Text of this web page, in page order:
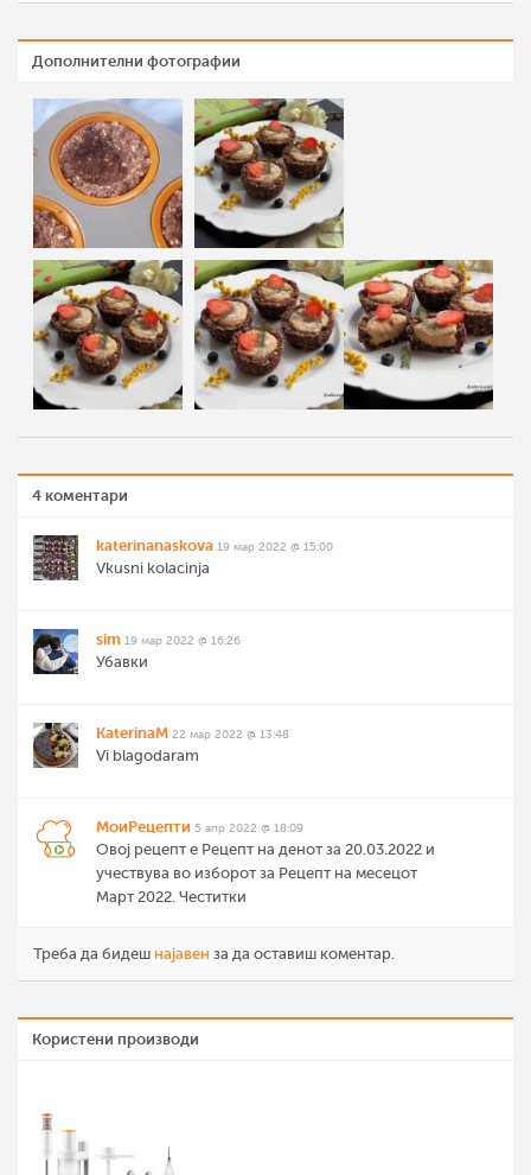
Дополнителни фотографии
4 коментари
katerinanaskova 19 мар 2022 @ 15:00
Vkusni kolacinja
sim 19 мар 2022 @ 16:26
Убавки
KaterinaM 22 мар 2022 @ 13:48
Vi blagodaram
МоиРецепти 5 апр 2022 @ 18:09
Овој рецепт е Рецепт на денот за 20.03.2022 и
учествува во изборот за Рецепт на месецот
Март 2022. Честитки
Треба да бидеш најавен за да оставиш коментар.
Користени производи